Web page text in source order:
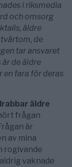
i riksmedia
och omsorg
äldre
de
tar ansvaret
är de äldre
en fara för deras
äldre
frågan
är
av mina
rogivande
vaknade